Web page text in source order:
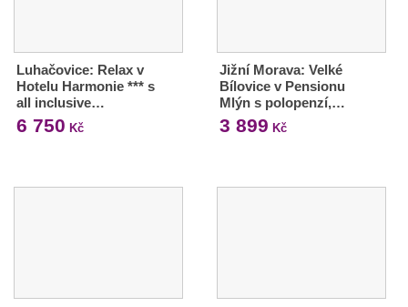
Luhačovice: Relax v
Hotelu Harmonie *** s
all inclusive…
6 750 Kč
Jižní Morava: Velké
Bílovice v Pensionu
Mlýn s polopenzí,…
3 899 Kč